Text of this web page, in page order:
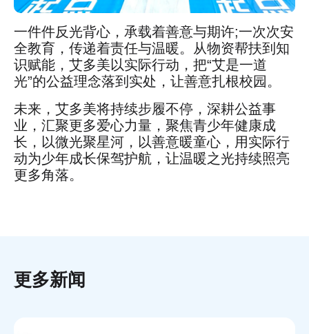
一件件反光背心，承载着善意与期许;一次次安
全教育，传递着责任与温暖。从物资帮扶到知
识赋能，艾多美以实际行动，把“艾是一道
光”的公益理念落到实处，让善意扎根校园。
未来，艾多美将持续步履不停，深耕公益事
业，汇聚更多爱心力量，聚焦青少年健康成
长，以微光聚星河，以善意暖童心，用实际行
动为少年成长保驾护航，让温暖之光持续照亮
更多角落。
更多新闻